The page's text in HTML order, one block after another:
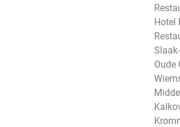
Hotel
Oude